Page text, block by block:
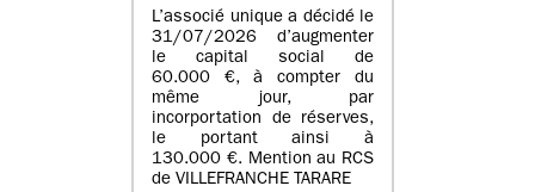
L’associé unique a décidé le
31/07/2026 d’augmenter
le capital social de
60.000 €, à compter du
même jour, par
incorportation de réserves,
le portant ainsi à
130.000 €. Mention au RCS
de VILLEFRANCHE TARARE